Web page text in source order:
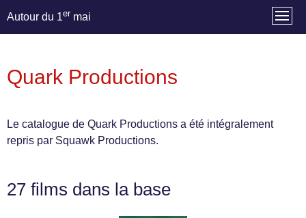
Autour du 1er mai
Quark Productions
Le catalogue de Quark Productions a été intégralement
repris par Squawk Productions.
27 films dans la base